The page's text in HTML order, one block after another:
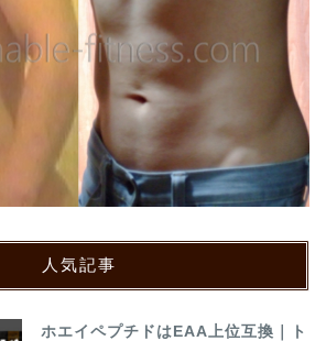
人気記事
ホエイペプチドはEAA上位互換｜ト